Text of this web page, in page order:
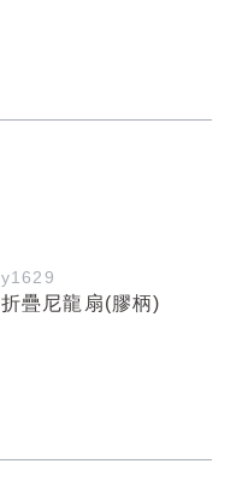
y1629
折疊尼龍扇(膠柄)